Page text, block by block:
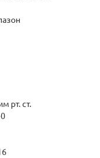
рт. ст.